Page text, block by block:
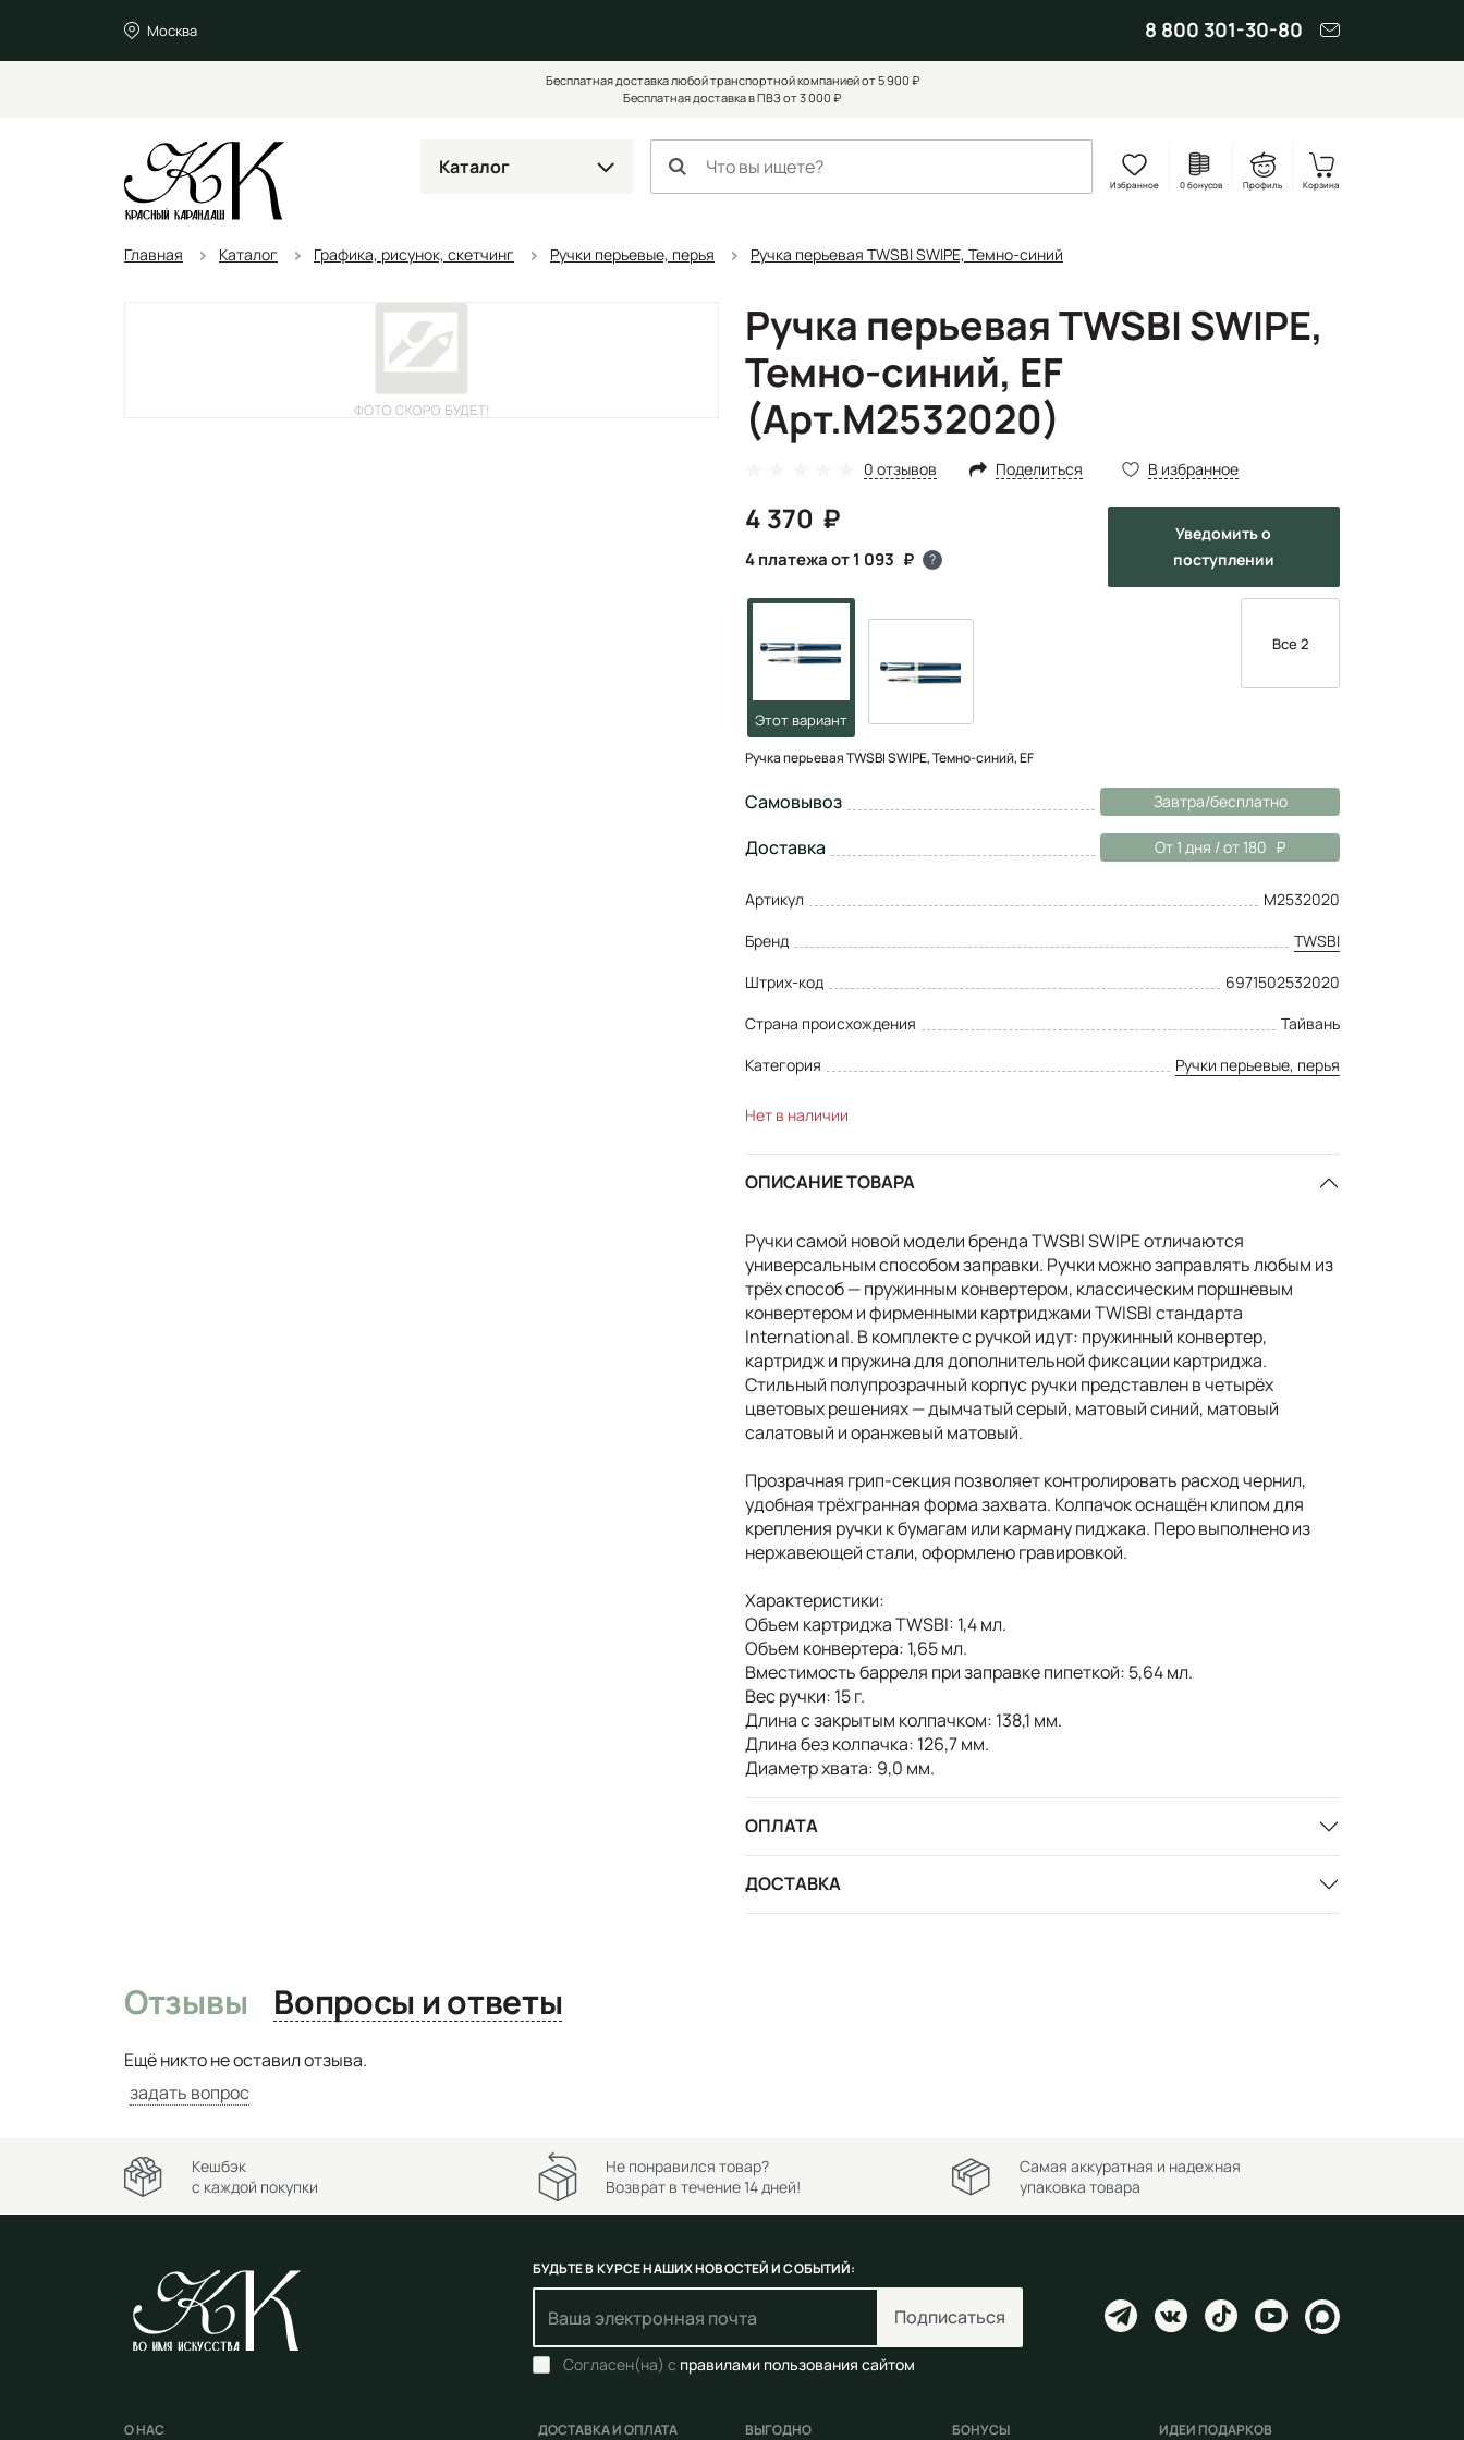
Москва 8 800 301-30-80
Бесплатная доставка любой транспортной компанией от 5 900 ₽
Бесплатная доставка в ПВЗ от 3 000 ₽
Каталог
Избранное 0 бонусов Профиль Корзина
Главная Каталог Графика, рисунок, скетчинг Ручки перьевые, перья Ручка перьевая TWSBI SWIPE, Темно-синий
Ручка перьевая TWSBI SWIPE,
Темно-синий, EF
(Арт.M2532020)
0 отзывов Поделиться В избранное
4 370
4 платежа от 1 093 ?
Уведомитьо
поступлении
Все 2
Ручка перьевая TWSBI SWIPE, Темно-синий, EF
Самовывоз Завтра/бесплатно
Доставка От 1 дня / от 180
Артикул
M2532020
Бренд
TWSBI
Штрих-код
6971502532020
Страна происхождения
Тайвань
Категория
Ручки перьевые, перья
Нет в наличии
ОПИСАНИЕ ТОВАРА
Ручки самой новой модели бренда TWSBI SWIPE отличаются
универсальным способом заправки. Ручки можно заправлять любым из
трёх способ — пружинным конвертером, классическим поршневым
конвертером и фирменными картриджами TWISBI стандарта
International. В комплекте с ручкой идут: пружинный конвертер,
картридж и пружина для дополнительной фиксации картриджа.
Стильный полупрозрачный корпус ручки представлен в четырёх
цветовых решениях — дымчатый серый, матовый синий, матовый
салатовый и оранжевый матовый.
Прозрачная грип-секция позволяет контролировать расход чернил,
удобная трёхгранная форма захвата. Колпачок оснащён клипом для
крепления ручки к бумагам или карману пиджака. Перо выполнено из
нержавеющей стали, оформлено гравировкой.
Характеристики:
Объем картриджа TWSBI: 1,4 мл.
Объем конвертера: 1,65 мл.
Вместимость барреля при заправке пипеткой: 5,64 мл.
Вес ручки: 15 г.
Длина с закрытым колпачком: 138,1 мм.
Длина без колпачка: 126,7 мм.
Диаметр хвата: 9,0 мм.
ОПЛАТА
ДОСТАВКА
Отзывы Вопросы и ответы
Ещё никто не оставил отзыва.
задать вопрос
Кешбэк
с каждой покупки
Не понравился товар?
Возврат в течение 14 дней!
Самая аккуратная и надежная
упаковка товара
БУДЬТЕ В КУРСЕ НАШИХ НОВОСТЕЙ И СОБЫТИЙ:
Подписаться
Согласен(на) с правилами пользования сайтом
О НАС ДОСТАВКА И ОПЛАТА ВЫГОДНО БОНУСЫ ИДЕИ ПОДАРКОВ